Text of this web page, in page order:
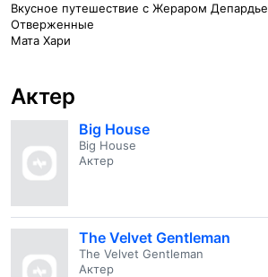
Вкусное путешествие с Жераром Депардье
Отверженные
Мата Хари
Актер
Big House
Big House
Актер
The Velvet Gentleman
The Velvet Gentleman
Актер